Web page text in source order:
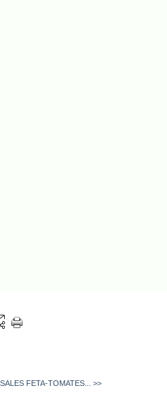
FETA-TOMATES... >>